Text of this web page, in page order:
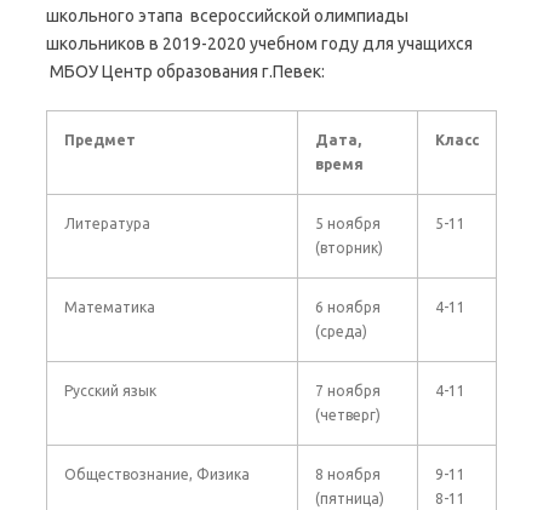
школьного этапа всероссийской олимпиады
школьников в 2019-2020 учебном году для учащихся
МБОУ Центр образования г.Певек:
Предмет
Дата,
время
Класс
Литература
5 ноября
(вторник)
5-11
Математика
6 ноября
(среда)
4-11
Русский язык
7 ноября
(четверг)
4-11
Обществознание, Физика
8 ноября
(пятница)
9-11
8-11